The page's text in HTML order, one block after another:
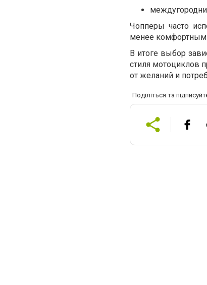
Чопперы часто
менее
В итоге выбор
стиля мотоциклов
от желаний и
Поділіться та